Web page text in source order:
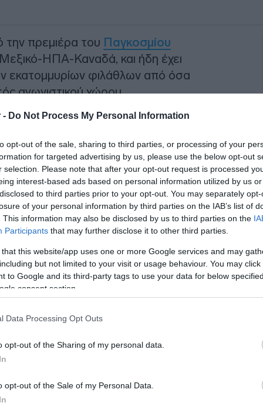
- Do Not Process My Personal Information
opt-out of the sale, sharing to third parties, or processing of your
for targeted advertising by us, please use the below opt-out
selection. Please note that after your opt-out request is processed
interest-based ads based on personal information utilized by us
to third parties prior to your opt-out. You may separately
of your personal information by third parties on the IAB’s list of
This information may also be disclosed by us to third parties on the
Participants that may further disclose it to other third parties.
that this website/app uses one or more Google services and may
but not limited to your visit or usage behaviour. You may
to Google and its third-party tags to use your data for below
consent section.
Data Processing Opt Outs
opt-out of the Sharing of my personal data.
opt-out of the Sale of my Personal Data.
την πρεμιέρα του Παγκοσμίου
ΗΠΑ-Καναδά, και ήδη έχει
εκατομμυρίων φιλάθλων από όσα
αγωνιστικού χώρου.
Μεξικού κέρδισε με 2-0την Νότια
πανηγυρίσουν στους δρόμους της
Συγκεκριμένα δύο άνδρες
τους υπήρχε live μετάδοση της
viral στα social media.
mundial y somos el pais más
ekgVhvaVo1 — Costalito Bávaro